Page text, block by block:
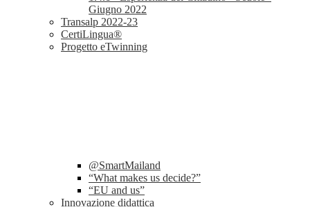
Giugno 2022
Transalp 2022-23
CertiLingua®
Progetto eTwinning
@SmartMailand
“What makes us decide?”
“EU and us”
Innovazione didattica